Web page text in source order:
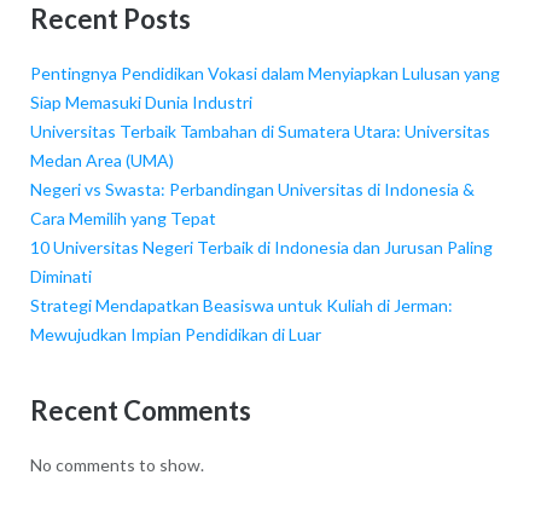
Recent Posts
Pentingnya Pendidikan Vokasi dalam Menyiapkan Lulusan yang
Siap Memasuki Dunia Industri
Universitas Terbaik Tambahan di Sumatera Utara: Universitas
Medan Area (UMA)
Negeri vs Swasta: Perbandingan Universitas di Indonesia &
Cara Memilih yang Tepat
10 Universitas Negeri Terbaik di Indonesia dan Jurusan Paling
Diminati
Strategi Mendapatkan Beasiswa untuk Kuliah di Jerman:
Mewujudkan Impian Pendidikan di Luar
Recent Comments
No comments to show.